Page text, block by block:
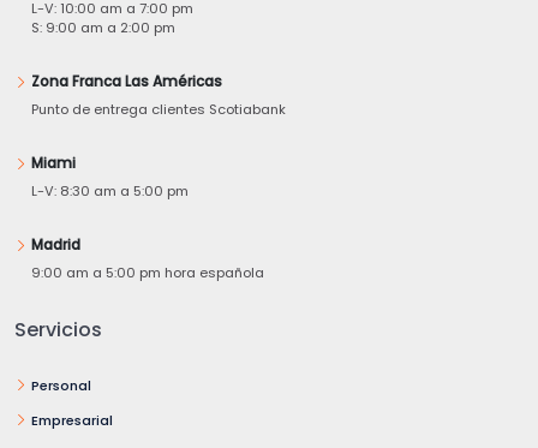
L-V: 10:00 am a 7:00 pm
S: 9:00 am a 2:00 pm
Zona Franca Las Américas
Punto de entrega clientes Scotiabank
Miami
L-V: 8:30 am a 5:00 pm
Madrid
9:00 am a 5:00 pm hora española
Servicios
Personal
Empresarial